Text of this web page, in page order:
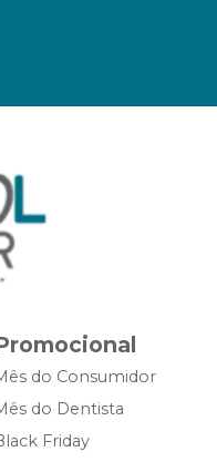
do Consumidor
do Dentista
Friday